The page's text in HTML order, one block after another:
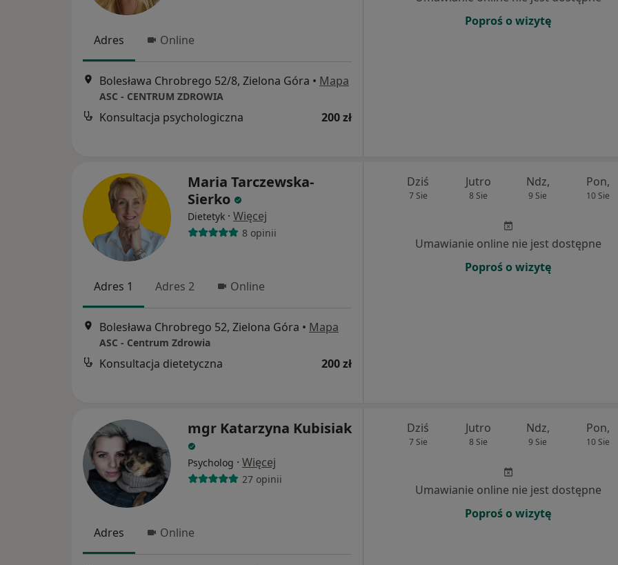
Adres Online
Bolesława Chrobrego 52/8, Zielona Góra • Mapa
ASC - CENTRUM ZDROWIA
Konsultacja psychologiczna 200 zł
Poproś o wizytę
Maria Tarczewska-
Sierko
Dietetyk · Więcej
8 opinii
Adres 1 Adres 2 Online
Bolesława Chrobrego 52, Zielona Góra • Mapa
ASC - Centrum Zdrowia
Konsultacja dietetyczna 200 zł
Dziś
7 Sie
Jutro
8 Sie
Ndz,
9 Sie
Pon,
10 Sie
Umawianie online nie jest dostępne
Poproś o wizytę
mgr Katarzyna Kubisiak
Psycholog · Więcej
27 opinii
Adres Online
Dziś
7 Sie
Jutro
8 Sie
Ndz,
9 Sie
Pon,
10 Sie
Umawianie online nie jest dostępne
Poproś o wizytę